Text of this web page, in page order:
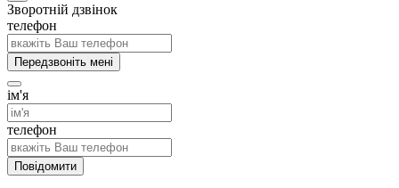
Зворотній дзвінок
телефон
Передзвоніть мені
ім'я
телефон
Повідомити